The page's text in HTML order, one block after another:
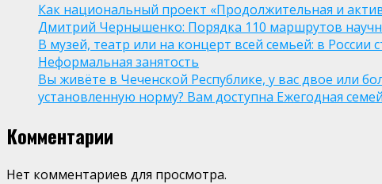
Как национальный проект «Продолжительная и
Дмитрий Чернышенко: Порядка 110 маршрутов
В музей, театр или на концерт всей семьей: в
Неформальная занятость
Вы живёте в Чеченской Республике, у вас двое или
установленную норму? Вам доступна Ежегодная
Комментарии
Нет комментариев для просмотра.